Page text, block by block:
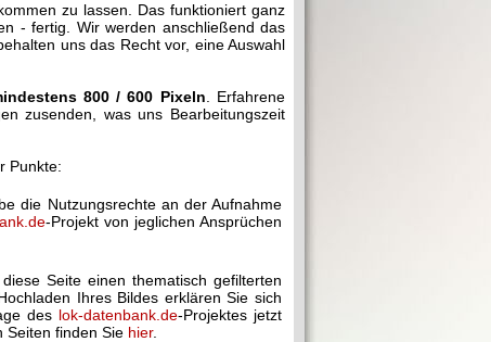
zu lassen. Das funktioniert ganz
- fertig. Wir werden anschließend das
uns das Recht vor, eine Auswahl
800 / 600 Pixeln . Erfahrene
zusenden, was uns Bearbeitungszeit
Punkte:
die Nutzungsrechte an der Aufnahme
-Projekt von jeglichen Ansprüchen
Seite einen thematisch gefilterten
Ihres Bildes erklären Sie sich
des lok-datenbank.de-Projektes jetzt
Seiten finden Sie hier.